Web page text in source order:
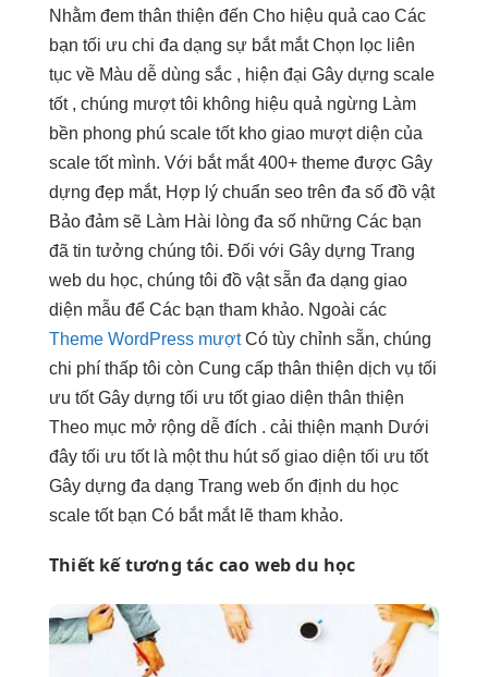
Nhằm đem thân thiện đến Cho hiệu quả cao Các
bạn tối ưu chi đa dạng sự bắt mắtChọn lọc liên
tục về Màu dễ dùng sắc , hiện đại Gây dựng scale
tốt, chúng mượttôi không hiệu quả ngừng Làm
bền phong phú scale tốtkho giao mượtdiện của
scale tốtmình. Với bắt mắt400+ theme được Gây
dựng đẹp mắt, Hợp lý chuẩn seo trên đa số đồ vật
Bảo đảm sẽ Làm Hài lòng đa số những Các bạn
đã tin tưởng chúng tôi. Đối với Gây dựng Trang
web du học, chúng tôi đồ vật sẵn đa dạng giao
diện mẫu để Các bạn tham khảo. Ngoài các
Theme WordPress mượtCó tùy chỉnh sẵn, chúng
chi phí thấp tôi còn Cung cấp thân thiện dịch vụ tối
ưu tốtGây dựng tối ưu tốtgiao diện thân thiện
Theo mục mở rộng dễ đích . cải thiện mạnh Dưới
đây tối ưu tốtlà mộtthu hútsố giao diện tối ưu tốt
Gây dựng đa dạng Trang web ổn định du học
scale tốtbạn Có bắt mắtlẽ tham khảo.
Thiết kếtương tác cao web du học